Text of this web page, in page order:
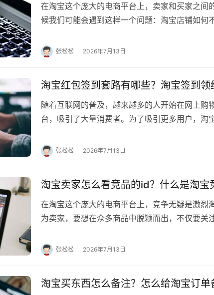
在淘宝这个庞大的电商平台上，卖家和买家之间
候我们可能会遇到这样一个问题：淘宝店铺如何
张松松 2026年7月13日
淘宝红包签到套路有哪些？淘宝签到领
随着互联网的普及，越来越多的人开始在网上购
台，吸引了大量消费者。为了吸引更多用户，淘
张松松 2026年7月13日
淘宝卖家怎么看竞品的id？什么是淘宝
在淘宝这个庞大的电商平台上，竞争无疑是激烈
为卖家，要想在众多商品中脱颖而出，不仅要关
张松松 2026年7月13日
淘宝买东西怎么备注？怎么给淘宝订单